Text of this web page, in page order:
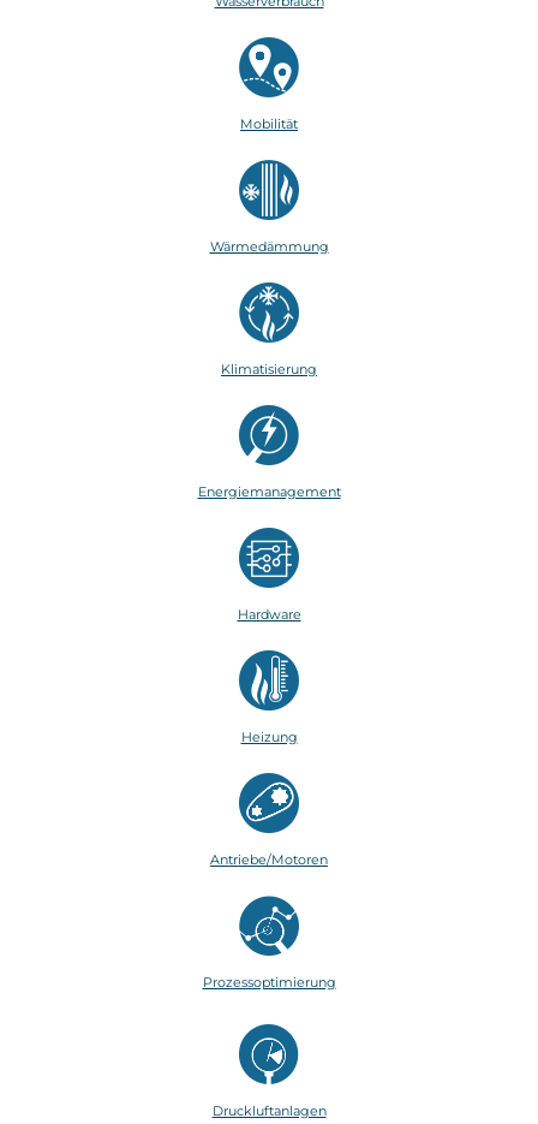
Mobilität
Wärmedämmung
Klimatisierung
Energiemanagement
Hardware
Heizung
Antriebe/Motoren
Prozessoptimierung
Druckluftanlagen